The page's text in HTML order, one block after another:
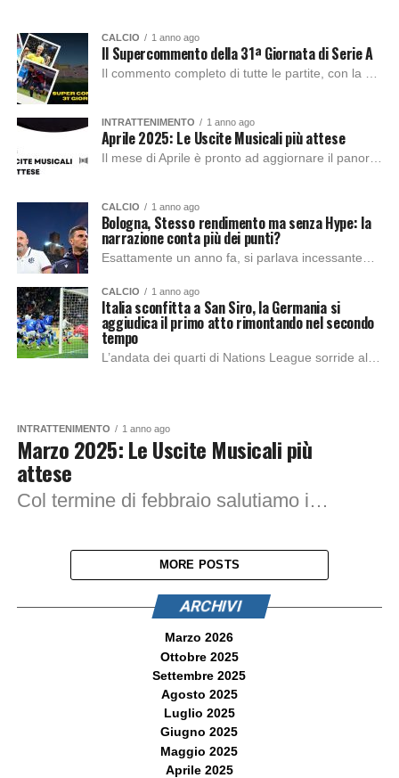
CALCIO 1 anno ago
Il Supercommento della 31ª Giornata di Serie A
INTRATTENIMENTO 1 anno ago
Aprile 2025: Le Uscite Musicali più attese
Il mese di Aprile è pronto ad aggiornare il panorama musicale italiano con tantissima nuova musica. Dal ritorno di grandi nomi della scena ai più ‘giovani’,...
CALCIO 1 anno ago
Bologna, Stesso rendimento ma senza Hype: la
narrazione conta più dei punti?
CALCIO 1 anno ago
Italia sconfitta a San Siro, la Germania si
aggiudica il primo atto rimontando nel secondo
tempo
INTRATTENIMENTO 1 anno ago
Marzo 2025: Le Uscite Musicali più
attese
Col termine di febbraio salutiamo il mese della musica sanremese. Vediamo quindi insieme, quali progetti musicali si preparano ad esordire nel mese di Marzo: VITA FUSA...
MORE POSTS
ARCHIVI
Marzo 2026
Ottobre 2025
Settembre 2025
Agosto 2025
Luglio 2025
Giugno 2025
Maggio 2025
Aprile 2025